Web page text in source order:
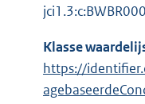
Klasse
https://